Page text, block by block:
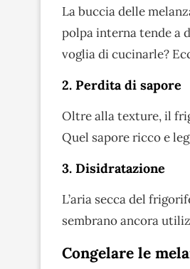
La buccia delle
polpa interna tende a
voglia di cucinarle?
2. Perdita di sapore
Oltre alla texture, il
Quel sapore ricco e
3. Disidratazione
L’aria secca del
sembrano ancora
Congelare le